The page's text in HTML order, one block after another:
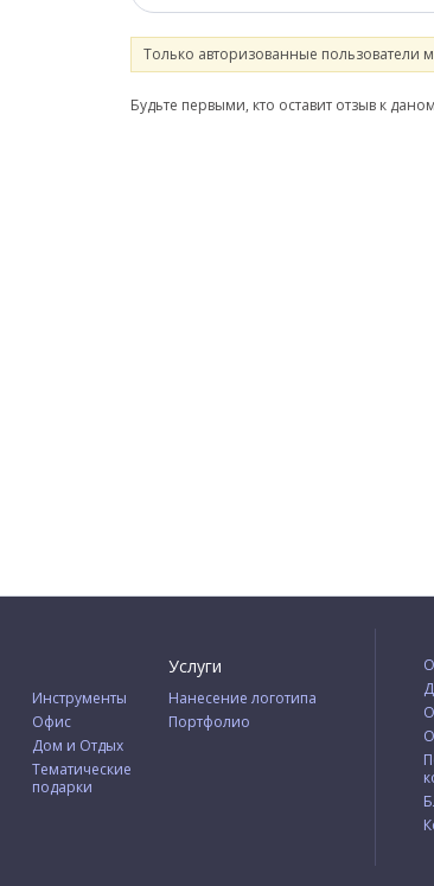
Только авторизованные пользователи
Будьте первыми, кто оставит отзыв к
Инструменты
Офис
Дом и Отдых
Тематические
подарки
Услуги
Нанесение логотипа
Портфолио